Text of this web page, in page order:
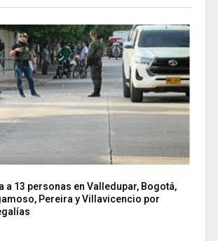
a 13 personas en Valledupar, Bogotá,
Pereira y Villavicencio por